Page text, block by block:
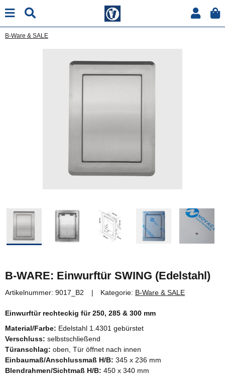
B-Ware & SALE
B-WARE: Einwurftür SWING (Edelstahl)
Artikelnummer: 9017_B2 Kategorie: B-Ware & SALE
Einwurftür rechteckig für 250, 285 & 300 mm
Material/Farbe: Edelstahl 1.4301 gebürstet
Verschluss: selbstschließend
Türanschlag: oben, Tür öffnet nach innen
Einbaumaß/Anschlussmaß H/B: 345 x 236 mm
Blendrahmen/Sichtmaß H/B: 450 x 340 mm